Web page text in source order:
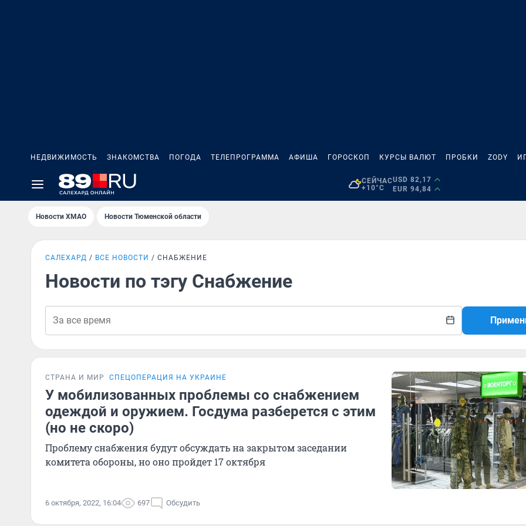
НЕДВИЖИМОСТЬ ЗНАКОМСТВА ПОГОДА ТЕЛЕПРОГРАММА АФИША ГОРОСКОП КУРСЫ ВАЛЮТ ПРОБКИ ZODY
СЕЙЧАС
+10°C
USD 82,17
EUR 94,84
Новости ХМАО Новости Тюменской области
САЛЕХАРД ВСЕ НОВОСТИ СНАБЖЕНИЕ
Новости по тэгу Снабжение
СТРАНА И МИР СПЕЦОПЕРАЦИЯ НА УКРАИНЕ
У мобилизованных проблемы со снабжением
одеждой и оружием. Госдума разберется с этим
(но не скоро)
Проблему снабжения будут обсуждать на закрытом заседании
комитета обороны, но оно пройдет 17 октября
6 октября, 2022, 16:04 697 Обсудить